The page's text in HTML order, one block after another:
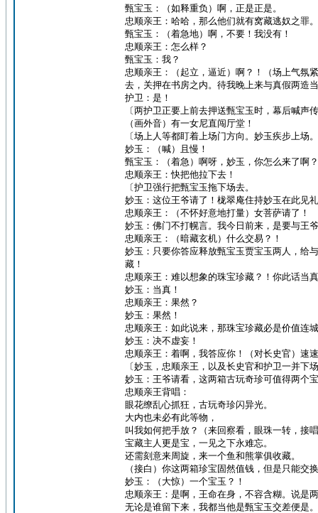
甄宝玉：（如释重负）啊，正是正是。
忠顺亲王：哈哈，那么他们就有窝藏逃奴之罪
甄宝玉：（着急地）啊，不要！我没有！
忠顺亲王：怎么样？
甄宝玉：我？
忠顺亲王：（起立，逼近）啊？！（场上气氛
去，关押在书房之内。待我晚上来与真假两造
护卫：是！
〔两护卫正要上前去押送甄宝玉时，幕后喊声
（画外音）有一女尼直闯厅堂！
〔场上人等都盯着上场门方向。妙玉疾步上场。
妙玉：（喊）且慢！
甄宝玉：（着急）啊呀，妙玉，你怎么来了啊？
忠顺亲王：快把他拉下去！
〔护卫强行把甄宝玉拖下场去。
妙玉：这位王爷请了！栊翠庵住持妙玉在此见
忠顺亲王：（不怀好意地打量）女菩萨请了！
妙玉：佛门不打幌言。我今日前来，是要与王
忠顺亲王：（暗藏玄机）什么交易？！
妙玉：只要你答应释放甄宝玉贾宝玉两人，给
藏！
忠顺亲王：难以想象的珠宝珍藏？！你此话当
妙玉：当真！
忠顺亲王：果然？
妙玉：果然！
忠顺亲王：如此说来，那珠宝珍藏必是价值连
妙玉：决不虚妄！
忠顺亲王：着啊，我答应你！（对长史官）速
〔妙玉，忠顺亲王，以及长史官和护卫一并
妙玉：王爷请看，这两箱古玩奇珍可值得两个
忠顺亲王背唱：
眼花缭乱心抓狂，古玩奇珍闪异光。
大内也未必有此等物，
叫我如何把手放？（来回察看，眼珠一转，接
宝藏主人更是宝，一见之下永难忘。
还需刻意来周旋，来一个鱼和熊掌俱收藏。
（接白）你这两箱珍宝固然值钱，但是只能交
妙玉：（大惊）一个宝玉？！
忠顺亲王：是啊，王命在身，不容含糊。说是
无论是谁留下来，我都当他是甄宝玉交差便是。